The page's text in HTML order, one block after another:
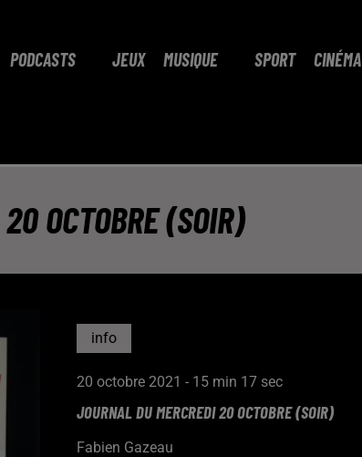
PODCASTS JEUX MUSIQUE SPORT CINÉMA
OCTOBRE (SOIR)
info
20 octobre 2021 - 15 min 17 sec
JOURNAL DU MERCREDI 20 OCTOBRE (SOIR)
Fabien Gazeau